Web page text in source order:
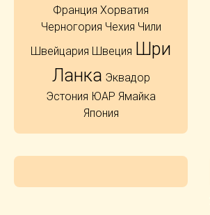
Франция Хорватия
Черногория Чехия Чили
Швейцария Швеция Шри
Ланка Эквадор
Эстония ЮАР Ямайка
Япония